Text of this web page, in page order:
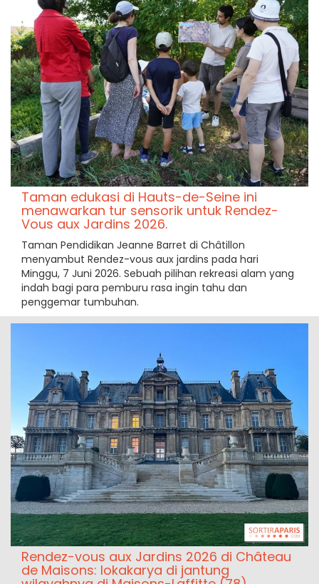
Taman edukasi di Hauts-de-Seine ini
menawarkan tur sensorik untuk Rendez-
Vous aux Jardins 2026.
Taman Pendidikan Jeanne Barret di Châtillon
menyambut Rendez-vous aux jardins pada hari
Minggu, 7 Juni 2026. Sebuah pilihan rekreasi alam yang
indah bagi para pemburu rasa ingin tahu dan
penggemar tumbuhan.
Rendez-vous aux Jardins 2026 di Château
de Maisons: lokakarya di jantung